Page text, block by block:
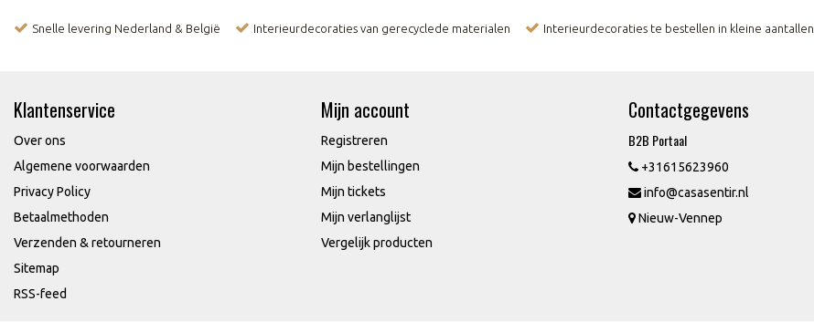
Snelle levering Nederland & België Interieurdecoraties van gerecyclede materialen Interieurdecoraties te bestellen in kleine aantallen
Klantenservice
Over ons
Algemene voorwaarden
Privacy Policy
Betaalmethoden
Verzenden & retourneren
Sitemap
RSS-feed
Mijn account
Registreren
Mijn bestellingen
Mijn tickets
Mijn verlanglijst
Vergelijk producten
Contactgegevens
B2B Portaal
+31615623960
info@casasentir.nl
Nieuw-Vennep